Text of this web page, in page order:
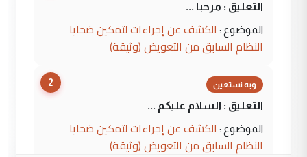
التعليق : مرحبا ...
الموضوع : الكشف عن إجراءات لتمكين ضحايا
النظام السابق من التعويض (وثيقة)
2 وبه نستعين
التعليق : السلام عليكم ...
الموضوع : الكشف عن إجراءات لتمكين ضحايا
النظام السابق من التعويض (وثيقة)